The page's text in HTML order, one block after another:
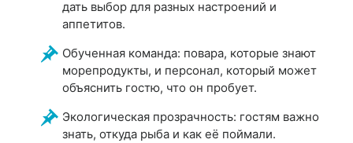
дать выбор для разных настроений и
аппетитов.
Обученная команда: повара, которые знают
морепродукты, и персонал, который может
объяснить гостю, что он пробует.
Экологическая прозрачность: гостям важно
знать, откуда рыба и как её поймали.